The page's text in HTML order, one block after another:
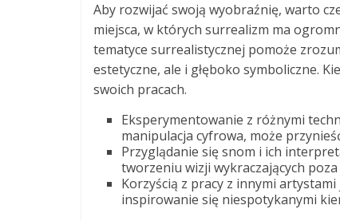
Aby rozwijać swoją wyobraźnię, warto
miejsca, w których surrealizm ma
tematyce surrealistycznej pomoże
estetyczne, ale i głęboko symboliczne.
swoich pracach.
Eksperymentowanie z różnymi
manipulacja cyfrowa, może
Przyglądanie się snom i ich
tworzeniu wizji wykraczających
Korzyścią z pracy z innymi
inspirowanie się niespotykanymi